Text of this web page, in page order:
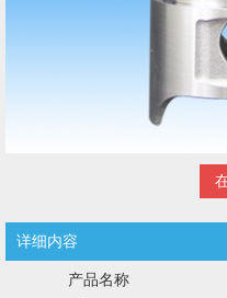
详细内容
产品名称